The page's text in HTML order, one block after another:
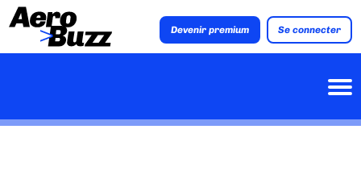
Devenir premium Se connecter